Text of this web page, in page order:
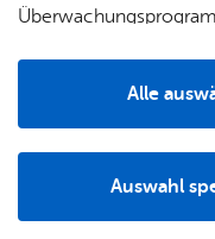
Tan­nen­hag­schu­le
BFD/FSJ­ler für
Be­reit für ein
der Tan­nen­hag-Schu­le
Auswahl
Alle